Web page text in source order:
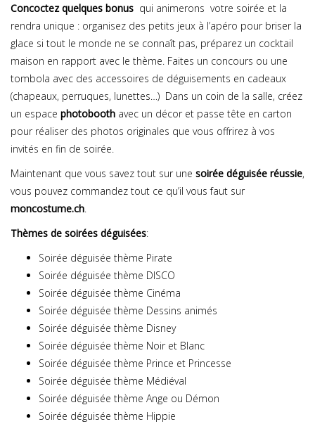
Concoctez quelques bonus qui animerons votre soirée et la
rendra unique : organisez des petits jeux à l’apéro pour briser la
glace si tout le monde ne se connaît pas, préparez un cocktail
maison en rapport avec le thème. Faites un concours ou une
tombola avec des accessoires de déguisements en cadeaux
(chapeaux, perruques, lunettes…) Dans un coin de la salle, créez
un espace photobooth avec un décor et passe tête en carton
pour réaliser des photos originales que vous offrirez à vos
invités en fin de soirée.
Maintenant que vous savez tout sur une soirée déguisée réussie,
vous pouvez commandez tout ce qu’il vous faut sur
moncostume.ch
Thèmes de soirées déguisées:
Soirée déguisée thème Pirate
Soirée déguisée thème DISCO
Soirée déguisée thème Cinéma
Soirée déguisée thème Dessins animés
Soirée déguisée thème Disney
Soirée déguisée thème Noir et Blanc
Soirée déguisée thème Prince et Princesse
Soirée déguisée thème Médiéval
Soirée déguisée thème Ange ou Démon
Soirée déguisée thème Hippie